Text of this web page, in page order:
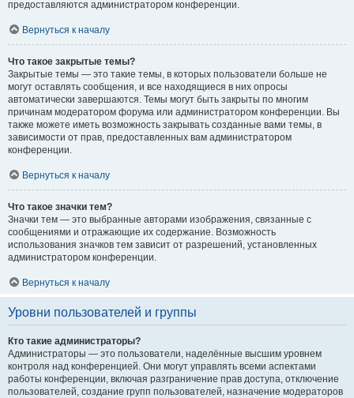
предоставляются администратором конференции.
Вернуться к началу
Что такое закрытые темы?
Закрытые темы — это такие темы, в которых пользователи больше не
могут оставлять сообщения, и все находящиеся в них опросы
автоматически завершаются. Темы могут быть закрыты по многим
причинам модератором форума или администратором конференции. Вы
также можете иметь возможность закрывать созданные вами темы, в
зависимости от прав, предоставленных вам администратором
конференции.
Вернуться к началу
Что такое значки тем?
Значки тем — это выбранные авторами изображения, связанные с
сообщениями и отражающие их содержание. Возможность
использования значков тем зависит от разрешений, установленных
администратором конференции.
Вернуться к началу
Уровни пользователей и группы
Кто такие администраторы?
Администраторы — это пользователи, наделённые высшим уровнем
контроля над конференцией. Они могут управлять всеми аспектами
работы конференции, включая разграничение прав доступа, отключение
пользователей, создание групп пользователей, назначение модераторов